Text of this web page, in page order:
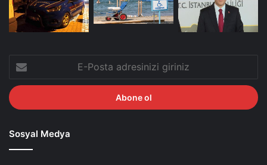
Posta
adresinizi
giriniz
Sosyal Medya